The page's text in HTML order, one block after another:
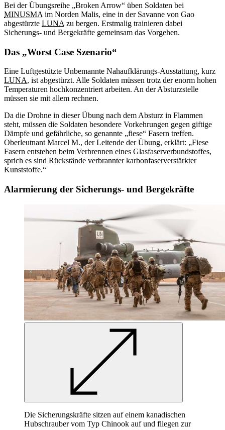
Bei der Übungsreihe „Broken Arrow“ üben Soldaten bei
MINUSMA im Norden Malis, eine in der Savanne von Gao
abgestürzte LUNA zu bergen. Erstmalig trainieren dabei
Sicherungs- und Bergekräfte gemeinsam das Vorgehen.
Das „Worst Case Szenario“
Eine Luftgestützte Unbemannte Nahaufklärungs-Ausstattung, kurz
LUNA, ist abgestürzt. Alle Soldaten müssen trotz der enorm hohen
Temperaturen hochkonzentriert arbeiten. An der Absturzstelle
müssen sie mit allem rechnen.
Da die Drohne in dieser Übung nach dem Absturz in Flammen
steht, müssen die Soldaten besondere Vorkehrungen gegen giftige
Dämpfe und gefährliche, so genannte „fiese“ Fasern treffen.
Oberleutnant Marcel M., der Leitende der Übung, erklärt: „Fiese
Fasern entstehen beim Verbrennen eines Glasfaserverbundstoffes,
sprich es sind Rückstände verbrannter karbonfaserverstärkter
Kunststoffe.“
Alarmierung der Sicherungs- und Bergekräfte
Die Sicherungskräfte sitzen auf einem kanadischen
Hubschrauber vom Typ Chinook auf und fliegen zur